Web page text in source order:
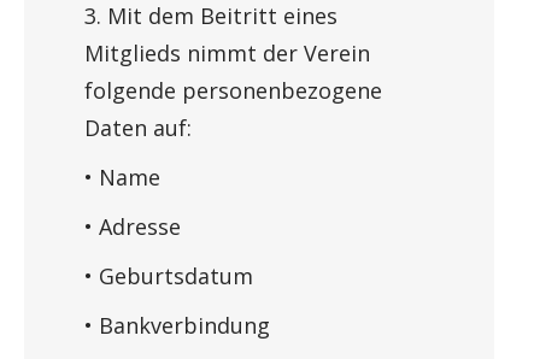
3. Mit dem Beitritt eines
Mitglieds nimmt der Verein
folgende personenbezogene
Daten auf:
• Name
• Adresse
• Geburtsdatum
• Bankverbindung